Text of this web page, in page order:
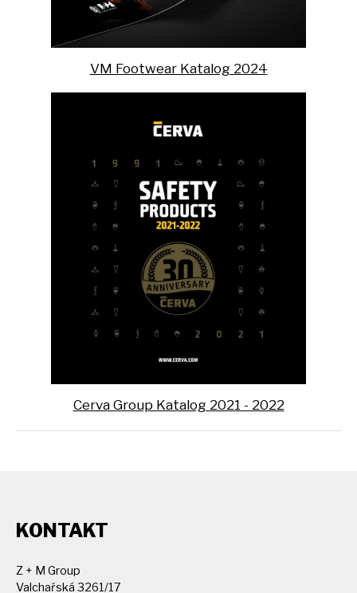
VM Footwear Katalog 2024
Cerva Group Katalog 2021 - 2022
KONTAKT
Z + M Group
Valchařská 3261/17